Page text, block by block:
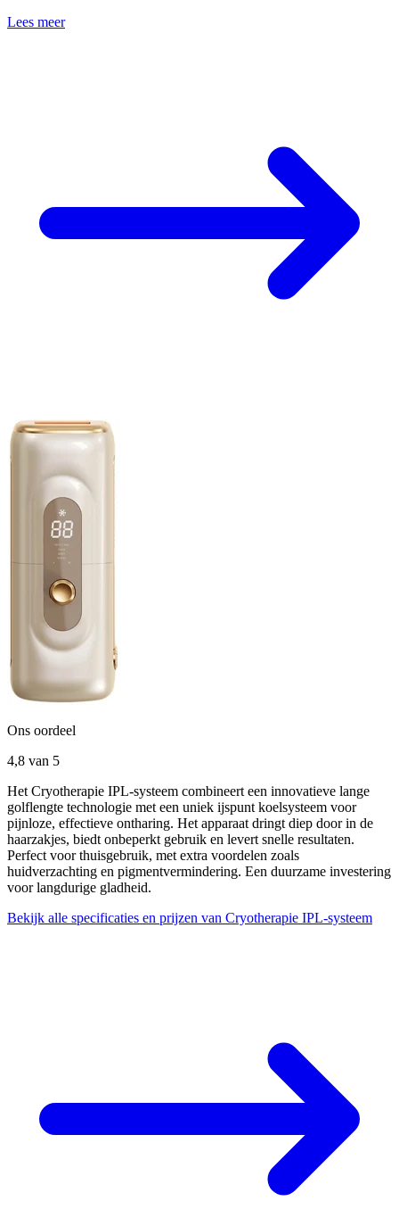
Lees meer
Ons oordeel
4,8 van 5
Het Cryotherapie IPL-systeem combineert een innovatieve lange
golflengte technologie met een uniek ijspunt koelsysteem voor
pijnloze, effectieve ontharing. Het apparaat dringt diep door in de
haarzakjes, biedt onbeperkt gebruik en levert snelle resultaten.
Perfect voor thuisgebruik, met extra voordelen zoals
huidverzachting en pigmentvermindering. Een duurzame investering
voor langdurige gladheid.
Bekijk alle specificaties en prijzen van Cryotherapie IPL-systeem